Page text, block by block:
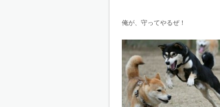
俺が、守ってやるぜ！